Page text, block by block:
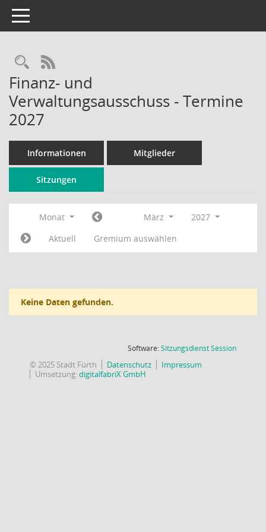
Toggle navigation
Rechercheauswahl
RSS-Feed
Finanz- und
Verwaltungsausschuss - Termine
2027
Informationen Mitglieder
Sitzungen
Monat März
2027
Aktuell
Gremium auswählen
Keine Daten gefunden.
Software:SitzungsdienstSession(Wird in
© 2025 Stadt Fürth Datenschutz
Impressum
Umsetzung:digitalfabriX GmbH